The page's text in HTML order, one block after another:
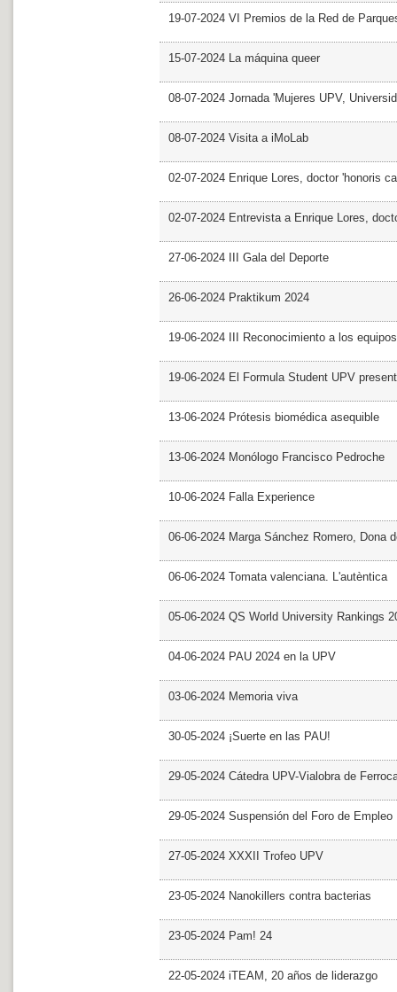
19-07-2024 VI Premios de la Red de
15-07-2024 La máquina queer
08-07-2024 Jornada 'Mujeres UPV,
08-07-2024 Visita a iMoLab
02-07-2024 Enrique Lores, doctor 'honoris
02-07-2024 Entrevista a Enrique Lores,
27-06-2024 III Gala del Deporte
26-06-2024 Praktikum 2024
19-06-2024 III Reconocimiento a los
19-06-2024 El Formula Student UPV
13-06-2024 Prótesis biomédica asequible
13-06-2024 Monólogo Francisco Pedroche
10-06-2024 Falla Experience
06-06-2024 Marga Sánchez Romero, Dona
06-06-2024 Tomata valenciana. L'autèntica
05-06-2024 QS World University Rankings
04-06-2024 PAU 2024 en la UPV
03-06-2024 Memoria viva
30-05-2024 ¡Suerte en las PAU!
29-05-2024 Cátedra UPV-Vialobra de
29-05-2024 Suspensión del Foro de Empleo
27-05-2024 XXXII Trofeo UPV
23-05-2024 Nanokillers contra bacterias
23-05-2024 Pam! 24
22-05-2024 iTEAM, 20 años de liderazgo